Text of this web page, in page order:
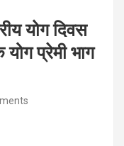
योग दिवस
प्रेमी भाग